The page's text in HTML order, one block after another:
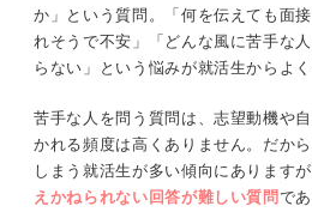
か」という質問。「何を伝えても面
れそうで不安」「どんな風に苦手な
らない」という悩みが就活生からよく
苦手な人を問う質問は、志望動機や
かれる頻度は高くありません。だか
しまう就活生が多い傾向にありますが
えかねられない回答が難しい質問で